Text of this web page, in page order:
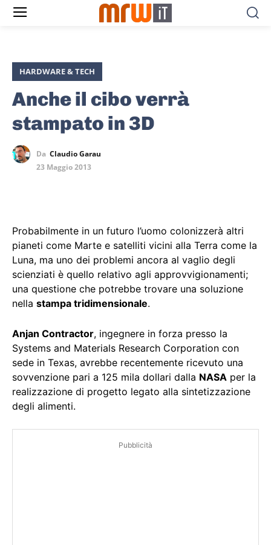
HARDWARE & TECH
Anche il cibo verrà
stampato in 3D
Da Claudio Garau
23 Maggio 2013
Probabilmente in un futuro l’uomo colonizzerà altri
pianeti come Marte e satelliti vicini alla Terra come la
Luna, ma uno dei problemi ancora al vaglio degli
scienziati è quello relativo agli approvvigionamenti;
una questione che potrebbe trovare una soluzione
nella stampa tridimensionale.
Anjan Contractor, ingegnere in forza presso la
Systems and Materials Research Corporation con
sede in Texas, avrebbe recentemente ricevuto una
sovvenzione pari a 125 mila dollari dalla NASA per la
realizzazione di progetto legato alla sintetizzazione
degli alimenti.
Pubblicità